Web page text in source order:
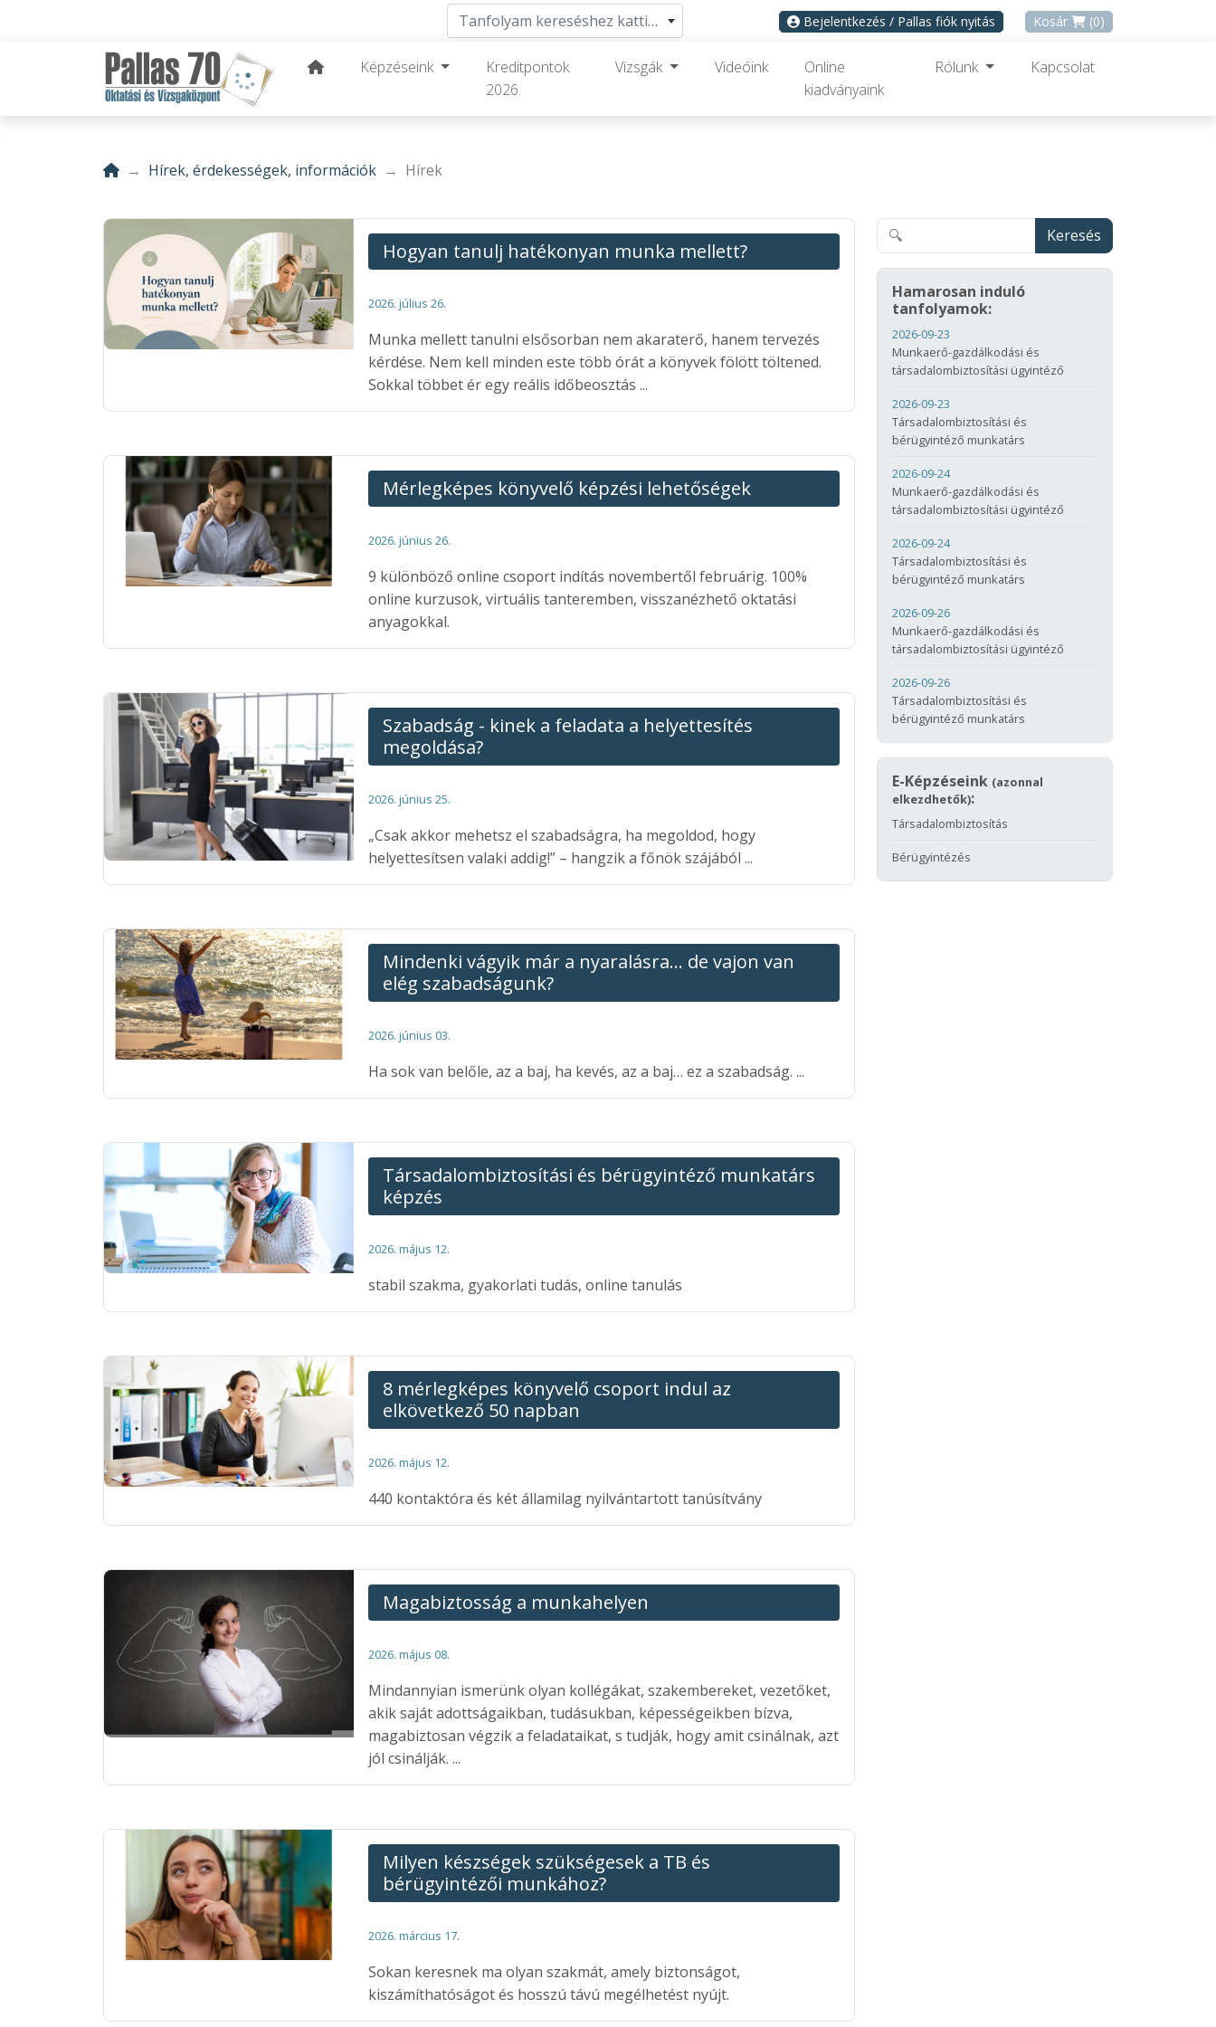
Tanfolyam kereséshez kattints ide Bejelentkezés / Pallas fiók nyitás Kosár (0)
Képzéseink
Kreditpontok
2026.
Vizsgák Videóink
Online
kiadványaink
Rólunk Kapcsolat
Hírek, érdekességek, információk Hírek
Hogyan tanulj hatékonyan munka mellett?
2026. július 26.
Munka mellett tanulni elsősorban nem akaraterő, hanem tervezés
kérdése. Nem kell minden este több órát a könyvek fölött töltened.
Sokkal többet ér egy reális időbeosztás ...
Mérlegképes könyvelő képzési lehetőségek
2026. június 26.
9 különböző online csoport indítás novembertől februárig. 100%
online kurzusok, virtuális tanteremben, visszanézhető oktatási
anyagokkal.
Szabadság - kinek a feladata a helyettesítés
megoldása?
2026. június 25.
„Csak akkor mehetsz el szabadságra, ha megoldod, hogy
helyettesítsen valaki addig!” – hangzik a főnök szájából ...
Mindenki vágyik már a nyaralásra… de vajon van
elég szabadságunk?
2026. június 03.
Ha sok van belőle, az a baj, ha kevés, az a baj… ez a szabadság. ...
Társadalombiztosítási és bérügyintéző munkatárs
képzés
2026. május 12.
stabil szakma, gyakorlati tudás, online tanulás
8 mérlegképes könyvelő csoport indul az
elkövetkező 50 napban
2026. május 12.
440 kontaktóra és két államilag nyilvántartott tanúsítvány
Magabiztosság a munkahelyen
2026. május 08.
Mindannyian ismerünk olyan kollégákat, szakembereket, vezetőket,
akik saját adottságaikban, tudásukban, képességeikben bízva,
magabiztosan végzik a feladataikat, s tudják, hogy amit csinálnak, azt
jól csinálják. ...
Milyen készségek szükségesek a TB és
bérügyintézői munkához?
2026. március 17.
Sokan keresnek ma olyan szakmát, amely biztonságot,
kiszámíthatóságot és hosszú távú megélhetést nyújt.
Keresés
Hamarosan induló
tanfolyamok:
2026-09-23
Munkaerő-gazdálkodási és
társadalombiztosítási ügyintéző
2026-09-23
Társadalombiztosítási és
bérügyintéző munkatárs
2026-09-24
Munkaerő-gazdálkodási és
társadalombiztosítási ügyintéző
2026-09-24
Társadalombiztosítási és
bérügyintéző munkatárs
2026-09-26
Munkaerő-gazdálkodási és
társadalombiztosítási ügyintéző
2026-09-26
Társadalombiztosítási és
bérügyintéző munkatárs
E-Képzéseink (azonnal
elkezdhetők):
Társadalombiztosítás
Bérügyintézés